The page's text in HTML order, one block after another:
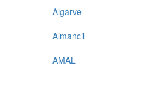
Algarve
Almancil
AMAL